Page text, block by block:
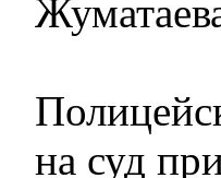
на суд